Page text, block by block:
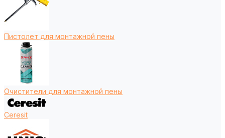
Пистолет для монтажной пены
Очистители для монтажной пены
Ceresit